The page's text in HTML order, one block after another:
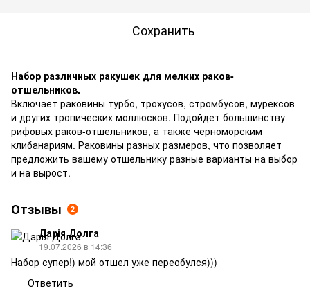
Сохранить
Набор различных ракушек для мелких раков-
отшельников.
Включает раковины турбо, трохусов, стромбусов, мурексов
и других тропических моллюсков. Подойдет большинству
рифовых раков-отшельников, а также черноморским
клибанариям. Раковины разных размеров, что позволяет
предложить вашему отшельнику разные варианты на выбор
и на вырост.
Отзывы 2
Дарія Долга
19.07.2026 в 14:36
Набор супер!) мой отшел уже переобулся)))
Ответить